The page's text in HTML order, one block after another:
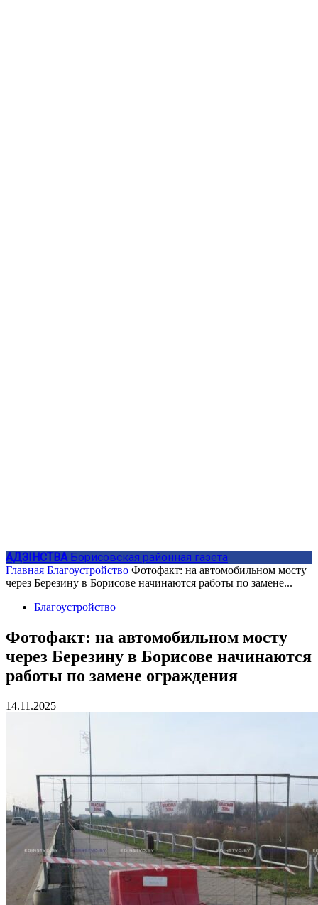
АДЗIНСТВА Борисовская районная газета
Главная Благоустройство Фотофакт: на автомобильном мосту
через Березину в Борисове начинаются работы по замене...
Благоустройство
Фотофакт: на автомобильном мосту
через Березину в Борисове начинаются
работы по замене ограждения
14.11.2025